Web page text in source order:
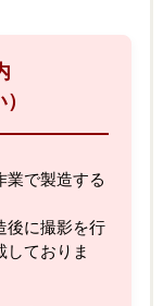
業で製造する
後に撮影を行
しておりま